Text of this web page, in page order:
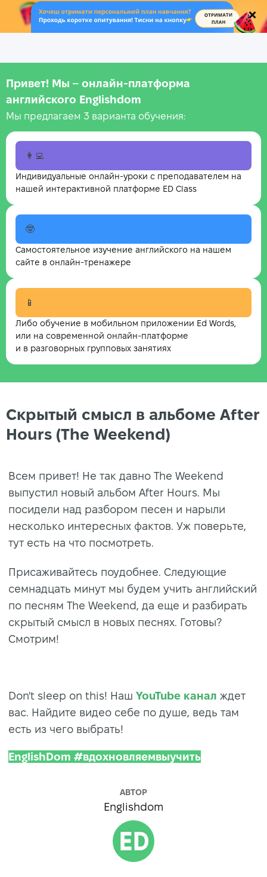
.
Привет! Мы – онлайн‑платформа
английского Englishdom
Мы предлагаем 3 варианта обучения:
👩‍💻
Индивидуальные онлайн-уроки с преподавателем на
нашей интерактивной платформе ED Class
🤓
Самостоятельное изучение английского на нашем
сайте в онлайн-тренажере
📱
Либо обучение в мобильном приложении Ed Words,
или на современной онлайн-платформе
и в разговорных групповых занятиях
Скрытый смысл в альбоме After
Hours (The Weekend)
Всем привет! Не так давно The Weekend
выпустил новый альбом After Hours. Мы
посидели над разбором песен и нарыли
несколько интересных фактов. Уж поверьте,
тут есть на что посмотреть.
Присаживайтесь поудобнее. Следующие
семнадцать минут мы будем учить английский
по песням The Weekend, да еще и разбирать
скрытый смысл в новых песнях. Готовы?
Смотрим!
Don't sleep on this! Наш YouTube канал ждет
вас. Найдите видео себе по душе, ведь там
есть из чего выбрать!
EnglishDom #вдохновляемвыучить
АВТОР
Englishdom